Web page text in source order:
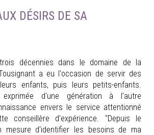
DÉSIRS DE SA
décennies dans le domaine de la
a eu l'occasion de servir des
enfants, puis leurs petits-enfants.
d'une génération à l'autre
envers le service attentionné
conseillère d'expérience. "Depuis le
mesure d'identifier les besoins de ma